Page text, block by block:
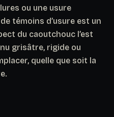
ou une usure
témoins d’usure est un
du caoutchouc l’est
grisâtre, rigide ou
quelle que soit la